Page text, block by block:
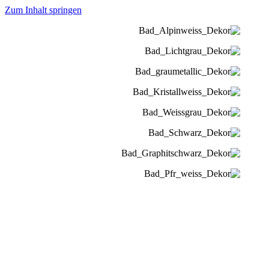
Zum Inhalt springen